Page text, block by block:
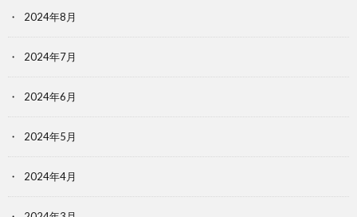
2024年8月
2024年7月
2024年6月
2024年5月
2024年4月